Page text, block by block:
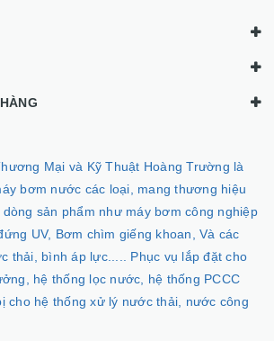
Mại và Kỹ Thuật Hoàng Trường là
bơm nước các loại, mang thương hiệu
sản phẩm như máy bơm công nghiệp
UV, Bơm chìm giếng khoan, Và các
thải, bình áp lực..... Phục vụ lắp đặt cho
hệ thống lọc nước, hệ thống PCCC